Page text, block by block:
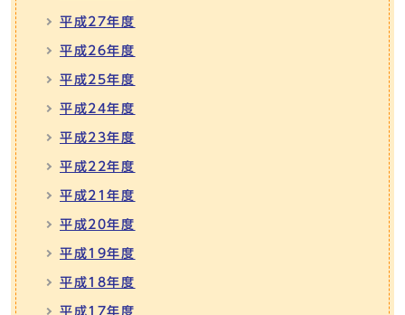
平成27年度
平成26年度
平成25年度
平成24年度
平成23年度
平成22年度
平成21年度
平成20年度
平成19年度
平成18年度
平成17年度